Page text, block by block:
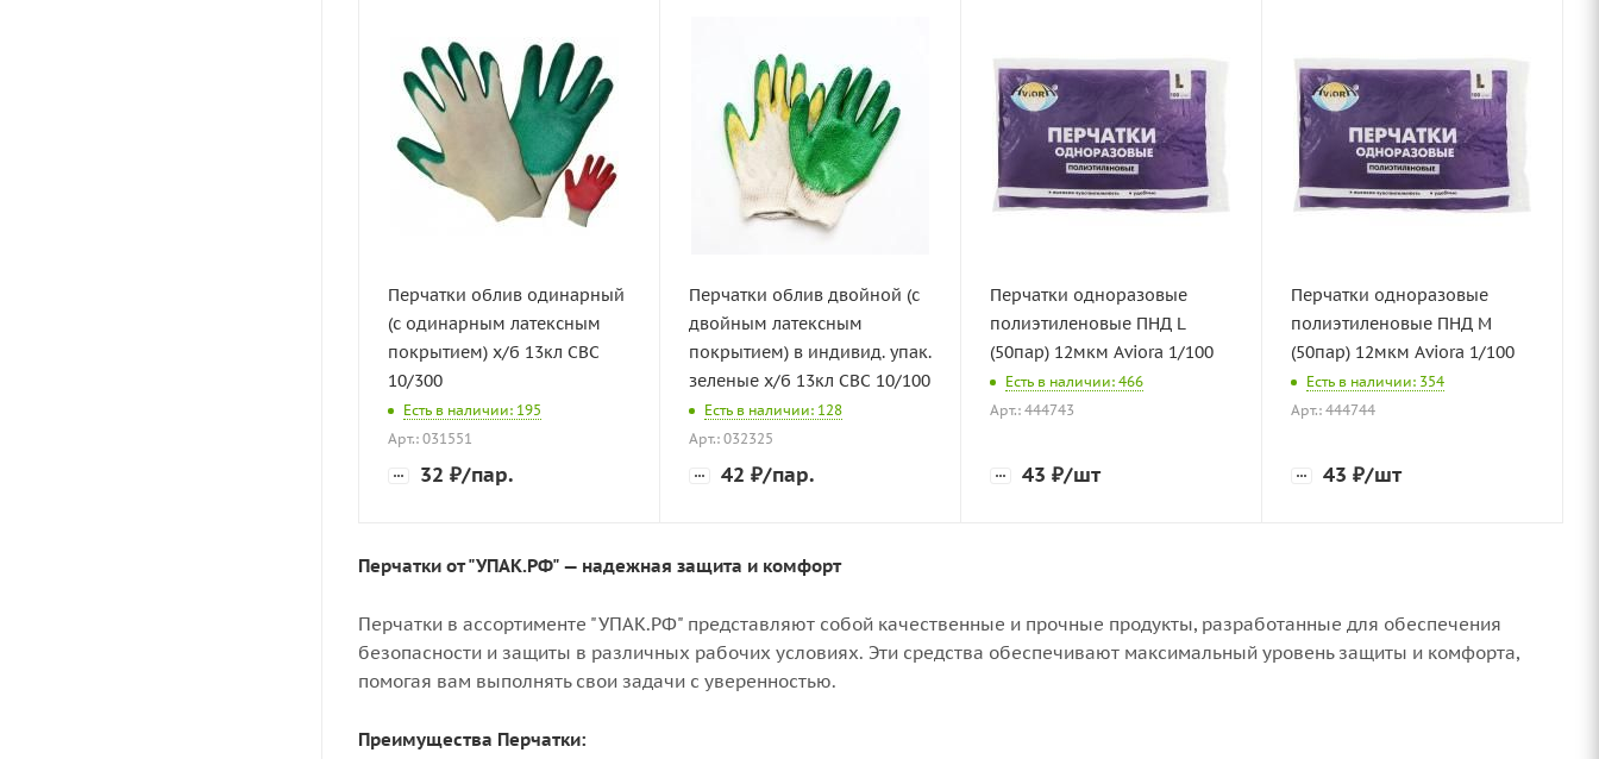
Перчатки облив одинарный
(с одинарным латексным
покрытием) х/б 13кл СВС
10/300
Есть в наличии: 195
Арт.: 031551
32 ₽/пар.
Перчатки облив двойной (с
двойным латексным
покрытием) в индивид. упак.
зеленые х/б 13кл СВС 10/100
Есть в наличии: 128
Арт.: 032325
42 ₽/пар.
Перчатки одноразовые
полиэтиленовые ПНД L
(50пар) 12мкм Aviora 1/100
Есть в наличии: 466
Арт.: 444743
43 ₽/шт
Перчатки одноразовые
полиэтиленовые ПНД M
(50пар) 12мкм Aviora 1/100
Есть в наличии: 354
Арт.: 444744
43 ₽/шт
Перчатки от "УПАК.РФ" — надежная защита и комфорт
Перчатки в ассортименте "УПАК.РФ" представляют собой качественные и прочные продукты, разработанные для обеспечения
безопасности и защиты в различных рабочих условиях. Эти средства обеспечивают максимальный уровень защиты и комфорта,
помогая вам выполнять свои задачи с уверенностью.
Преимущества Перчатки: